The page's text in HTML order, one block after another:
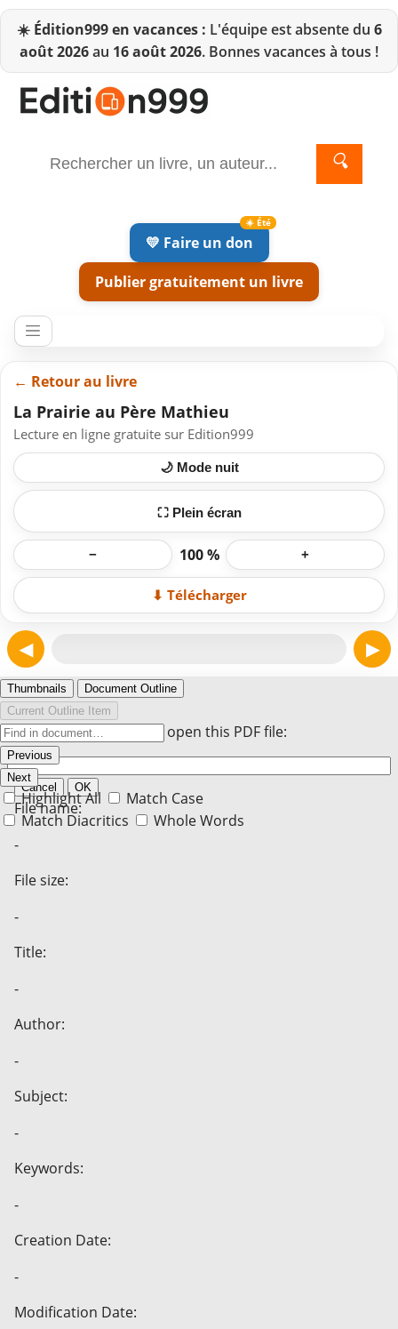
☀️ Édition999 en vacances : L'équipe est absente du 6
août 2026au 16 août 2026. Bonnes vacances à tous !
🔍
💛 Faire un don
Publier gratuitement un livre
← Retour au livre
La Prairie au Père Mathieu
Lecture en ligne gratuite sur Edition999
🌙 Mode nuit
⛶ Plein écran
− 100 % +
⬇ Télécharger
◀ ▶
Thumbnails
Document Outline
Current Outline Item
Previous
Next
Highlight All
Match Case
Match Diacritics
Whole Words
Enter the password to open this PDF file:
Cancel OK
File name:
-
File size:
-
Title:
-
Author:
-
Subject:
-
Keywords:
-
Creation Date:
-
Modification Date: